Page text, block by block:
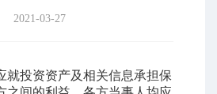
2021-03-27
就投资资产及相关信息承担保